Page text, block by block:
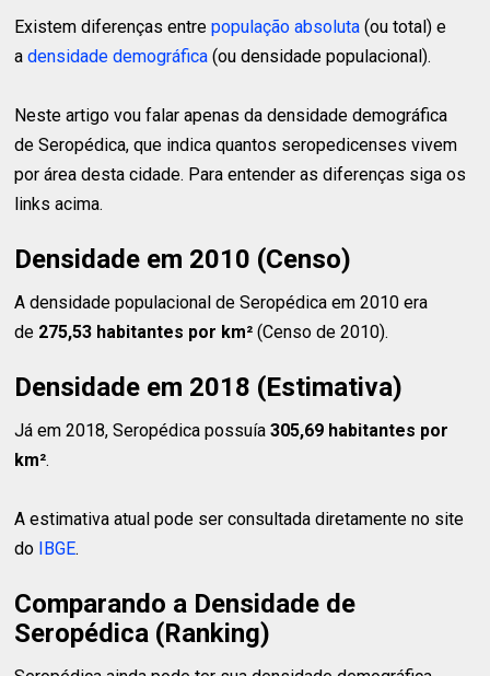
Existem diferenças entrepopulação absoluta (ou total) e
adensidade demográfica (ou densidade populacional).
Neste artigo vou falar apenas da densidade demográfica
de Seropédica, que indica quantos seropedicenses vivem
por área desta cidade. Para entender as diferenças siga os
links acima.
Densidade em 2010 (Censo)
A densidade populacional de Seropédica em 2010 era
de 275,53 habitantes por km² (Censo de 2010).
Densidade em 2018 (Estimativa)
Já em 2018, Seropédica possuía305,69 habitantes por
km².
A estimativa atual pode ser consultada diretamente no site
do IBGE.
Comparando a Densidade de
Seropédica (Ranking)